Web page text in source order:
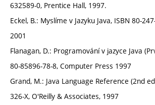
632589-0, Prentice Hall, 1997.
Eckel, B.: Myslíme v Jazyku Java, ISBN 80-
2001
Flanagan, D.: Programování v jazyce Java
80-85896-78-8, Computer Press 1997
Grand, M.: Java Language Reference (2nd
326-X, O'Reilly & Associates, 1997